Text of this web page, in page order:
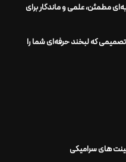
مطمئن، علمی و ماندگار برای
که لبخند حرفه‌ای شما را
های سرامیکی